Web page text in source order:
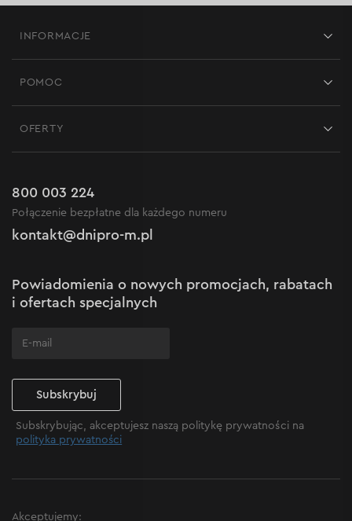
INFORMACJE
Regulamin sklepu internetowego
Polityka prywatności
POMOC
Gwarancja i serwis
Reklamacje i skargi
Ustawienia plików cookie
OFERTY
Nowości
800 003 224
Połączenie bezpłatne dla każdego numeru
kontakt@dnipro-m.pl
Powiadomienia o nowych promocjach, rabatach
i ofertach specjalnych
Subskrybuj
Subskrybując, akceptujesz naszą politykę prywatności na
polityka prywatności
Akceptujemy: